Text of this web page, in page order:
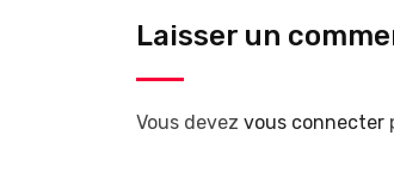
Laisser un
Vous devez vous connecter